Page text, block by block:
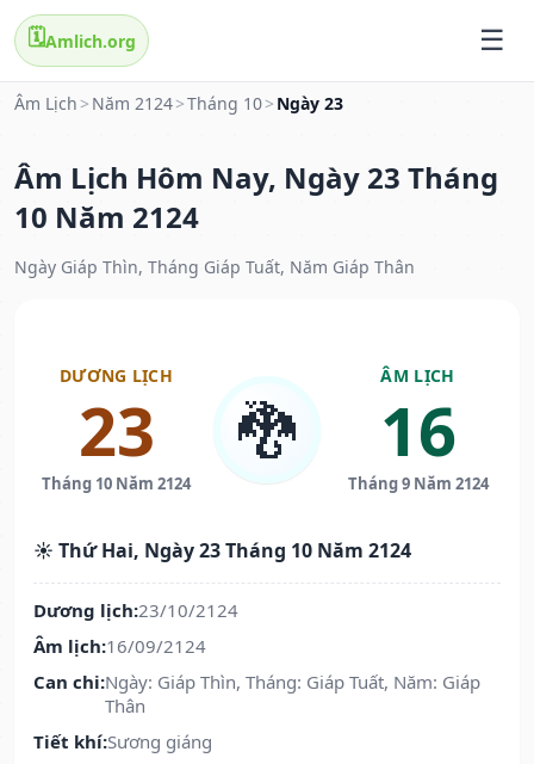
🗓️Amlich.org
Âm Lịch > Năm 2124>Tháng 10> Ngày 23
Âm Lịch Hôm Nay, Ngày 23 Tháng
10 Năm 2124
Ngày Giáp Thìn, Tháng Giáp Tuất, Năm Giáp Thân
DƯƠNG LỊCH
23
Tháng 10 Năm 2124
🐉
ÂM LỊCH
16
Tháng 9 Năm 2124
☀️ Thứ Hai, Ngày 23 Tháng 10 Năm 2124
Dương lịch:23/10/2124
Âm lịch:16/09/2124
Can chi:Ngày: Giáp Thìn, Tháng: Giáp Tuất, Năm: Giáp
Thân
Tiết khí:Sương giáng